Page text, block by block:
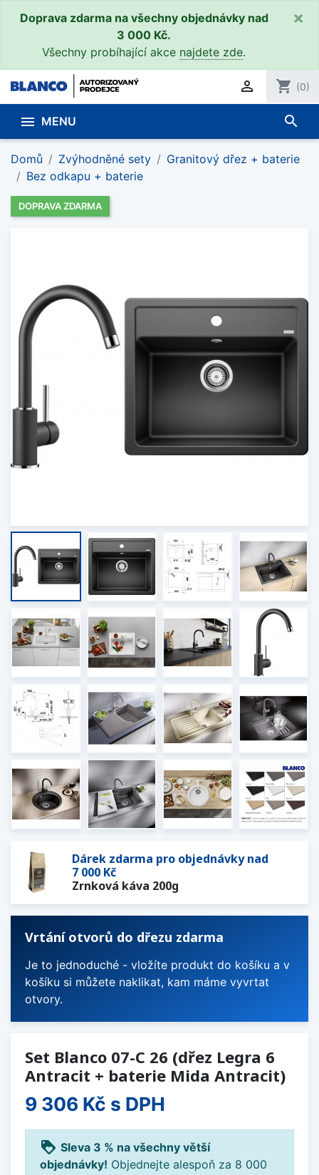
Doprava zdarma na všechny objednávky nad
3 000 Kč.
Všechny probíhající akce najdete zde.
×
 shopping_cart (0)
 MENU search
Domů Zvýhodněné sety
Granitový dřez + baterie
Bez odkapu + baterie
DOPRAVA ZDARMA
Dárek zdarma pro objednávky nad
7 000 Kč
Zrnková káva 200g
Vrtání otvorů do dřezu zdarma
Je to jednoduché - vložíte produkt do košíku a v
košíku si můžete naklikat, kam máme vyvrtat
otvory.
Set Blanco 07-C 26 (dřez Legra 6
Antracit + baterie Mida Antracit)
9 306 Kč s DPH
loyalty Sleva 3 % na všechny větší
objednávky! Objednejte alespoň za 8 000